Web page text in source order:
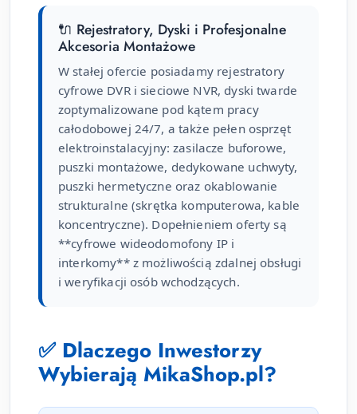
🔌 Rejestratory, Dyski i Profesjonalne
Akcesoria Montażowe
W stałej ofercie posiadamy rejestratory
cyfrowe DVR i sieciowe NVR, dyski twarde
zoptymalizowane pod kątem pracy
całodobowej 24/7, a także pełen osprzęt
elektroinstalacyjny: zasilacze buforowe,
puszki montażowe, dedykowane uchwyty,
puszki hermetyczne oraz okablowanie
strukturalne (skrętka komputerowa, kable
koncentryczne). Dopełnieniem oferty są
**cyfrowe wideodomofony IP i
interkomy** z możliwością zdalnej obsługi
i weryfikacji osób wchodzących.
✅ Dlaczego Inwestorzy
Wybierają MikaShop.pl?